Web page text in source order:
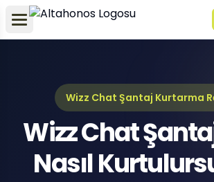
Wizz Chat Şantaj Kurtarma
Wizz Chat
Nasıl